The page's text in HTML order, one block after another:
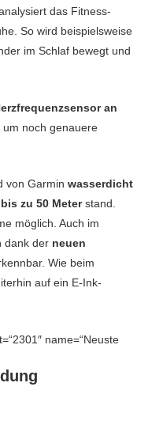
das Fitness-
So wird beispielsweise
im Schlaf bewegt und
an
, um noch genauere
von Garmin wasserdicht
zu 50 Meterstand.
möglich. Auch im
dank der neuen
Wie beim
auf ein E-Ink-
name=“Neuste